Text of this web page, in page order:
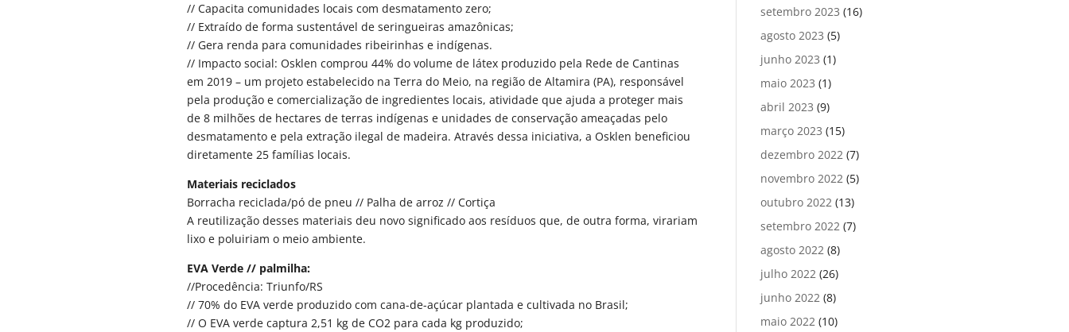
// Capacita comunidades locais com desmatamento zero;
// Extraído de forma sustentável de seringueiras amazônicas;
// Gera renda para comunidades ribeirinhas e indígenas.
// Impacto social: Osklen comprou 44% do volume de látex produzido pela Rede de Cantinas
em 2019 – um projeto estabelecido na Terra do Meio, na região de Altamira (PA), responsável
pela produção e comercialização de ingredientes locais, atividade que ajuda a proteger mais
de 8 milhões de hectares de terras indígenas e unidades de conservação ameaçadas pelo
desmatamento e pela extração ilegal de madeira. Através dessa iniciativa, a Osklen beneficiou
diretamente 25 famílias locais.
Materiais reciclados
Borracha reciclada/pó de pneu // Palha de arroz // Cortiça
A reutilização desses materiais deu novo significado aos resíduos que, de outra forma, virariam
lixo e poluiriam o meio ambiente.
EVA Verde // palmilha:
//Procedência: Triunfo/RS
// 70% do EVA verde produzido com cana-de-açúcar plantada e cultivada no Brasil;
// O EVA verde captura 2,51 kg de CO2 para cada kg produzido;
setembro 2023 (16)
agosto 2023 (5)
junho 2023 (1)
maio 2023 (1)
abril 2023 (9)
março 2023 (15)
dezembro 2022 (7)
novembro 2022 (5)
outubro 2022 (13)
setembro 2022 (7)
agosto 2022 (8)
julho 2022 (26)
junho 2022 (8)
maio 2022 (10)